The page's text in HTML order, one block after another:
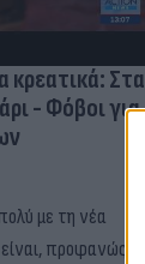
κρεατικά: Στα
- Φόβοι για